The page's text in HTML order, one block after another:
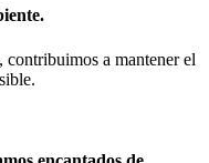
contribuimos a mantener el